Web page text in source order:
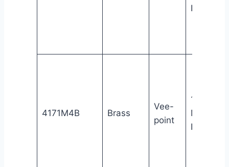
NPT
4171M4B Brass
Vee-
point
1/4″
Male
NPT